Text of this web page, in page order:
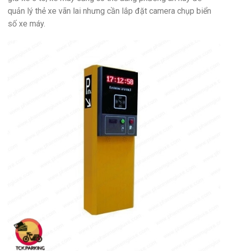
quản lý thẻ xe vãn lai nhưng cần lắp đặt camera chụp biển
số xe máy.